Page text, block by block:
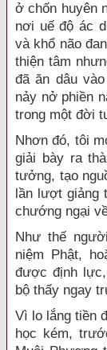
ở chốn huyên
nơi uế độ ác
và khổ não
thiện tâm
đã ăn dâu
nảy nở phiền
trong một đời
Nhơn đó, tôi
giải bày ra
tưởng, tạo
lần lượt giảng
chướng ngại
Như thế
niệm Phật,
được định
bộ thấy ngay
Vì lo lắng tiền
học kém,